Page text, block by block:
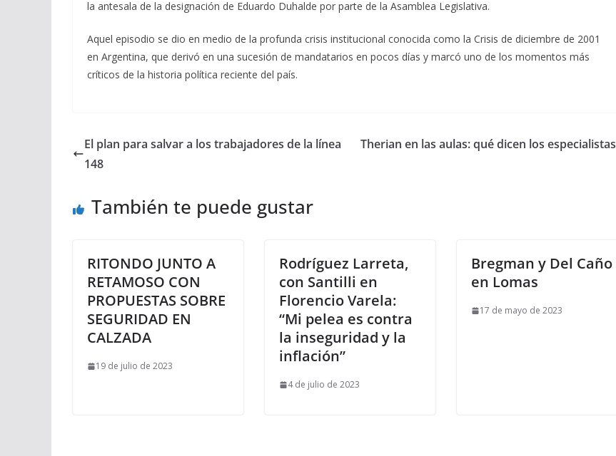
la antesala de la designación de Eduardo Duhalde por parte de la Asamblea Legislativa.
Aquel episodio se dio en medio de la profunda crisis institucional conocida como la Crisis de diciembre de 2001
en Argentina, que derivó en una sucesión de mandatarios en pocos días y marcó uno de los momentos más
críticos de la historia política reciente del país.
El plan para salvar a los trabajadores de la línea
148
Therian en las aulas: qué dicen los especialistas
También te puede gustar
RITONDO JUNTO A
RETAMOSO CON
PROPUESTAS SOBRE
SEGURIDAD EN
CALZADA
19 de julio de 2023
Rodríguez Larreta,
con Santilli en
Florencio Varela:
“Mi pelea es contra
la inseguridad y la
inflación”
4 de julio de 2023
Bregman y Del Caño
en Lomas
17 de mayo de 2023